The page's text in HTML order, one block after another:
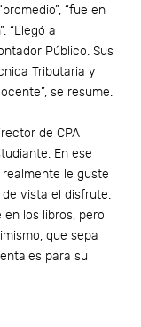
“fue en
“Llegó a
Público. Sus
Tributaria y
se resume.
de CPA
En ese
le guste
de vista el disfrute.
los libros, pero
que sepa
para su